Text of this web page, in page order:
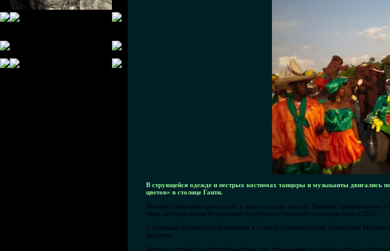
В струящейся одежде и пестрых костюмах танцоры и музыканты двигались
цветов» в столице Гаити.
Многие торжества происходят в этом году вне города. Впервые правительство
люди, которые стали бездомными в результате тяжелого землетрясения в 2010 г.
С помощью воскресной церемонии в столице администрация президента
карнавал.
Критики считают расточительностью, что страдающая от кризиса страна